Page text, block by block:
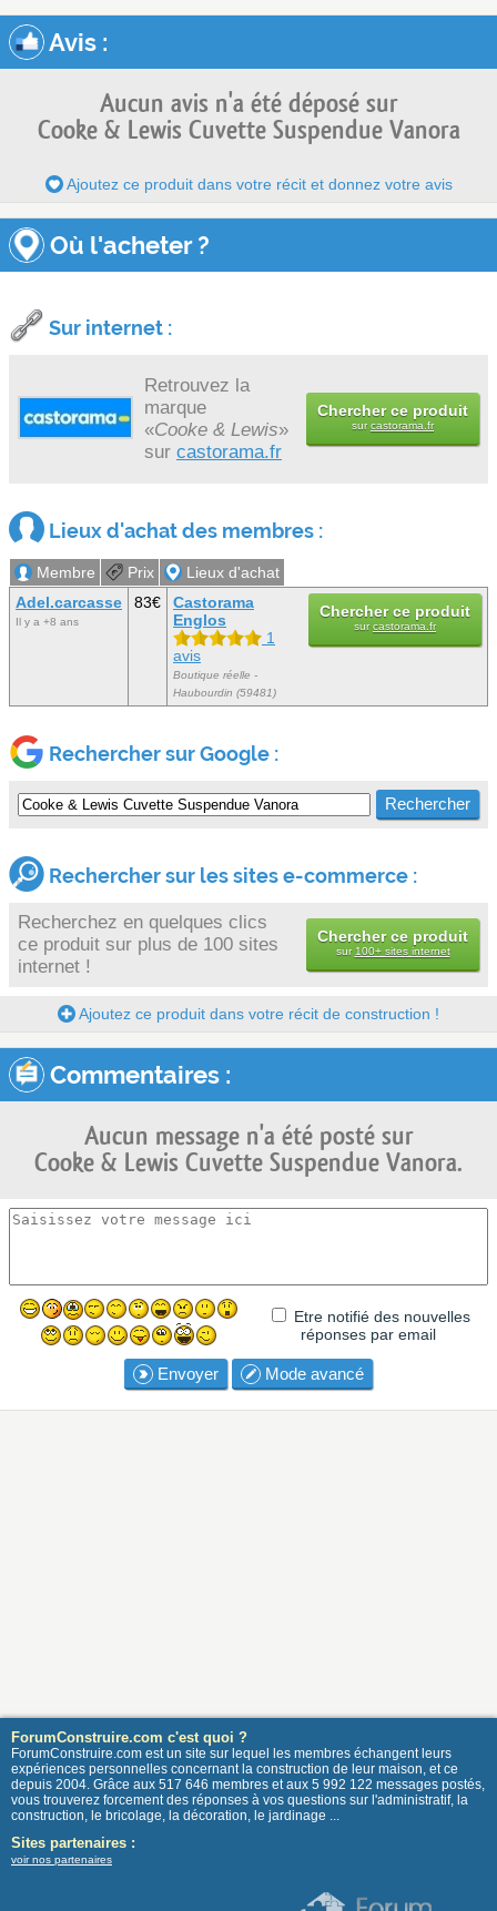
Avis :
Aucun avis n'a été déposé sur
Cooke & Lewis Cuvette Suspendue Vanora
Ajoutez ce produit dans votre récit et donnez votre avis
Où l'acheter ?
Sur internet :
Retrouvez la
marque
«Cooke & Lewis»
sur castorama.fr
Chercher ce produit
surcastorama.fr
Lieux d'achat des membres :
Membre Prix
Lieux d'achat
Adel.carcasse
Il y a +8 ans
83€
Castorama
Englos
1
avis
Boutique réelle -
Haubourdin (59481)
Chercher ce produit
surcastorama.fr
Rechercher sur Google :
Rechercher sur les sites e-commerce :
Recherchez en quelques clics
ce produit sur plus de 100 sites
internet !
Chercher ce produit
sur 100+ sites internet
Ajoutez ce produit dans votre récit de construction !
Commentaires :
Aucun message n'a été posté sur
Cooke & Lewis Cuvette Suspendue Vanora.
Etre notifié des nouvelles
réponses par email
Envoyer Mode avancé
ForumConstruire.com c'est quoi ?
ForumConstruire.com est un site sur lequel les membres échangent leurs
expériences personnelles concernant la construction de leur maison, et ce
depuis 2004. Grâce aux 517 646 membres et aux 5 992 122 messages postés,
vous trouverez forcement des réponses à vos questions sur l'administratif, la
construction, le bricolage, la décoration, le jardinage ...
Sites partenaires :
voir nos partenaires